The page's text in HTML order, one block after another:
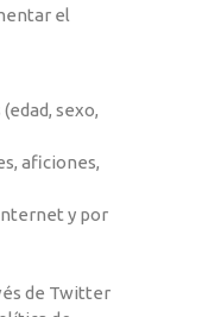
el
sexo,
aficiones,
y por
de Twitter